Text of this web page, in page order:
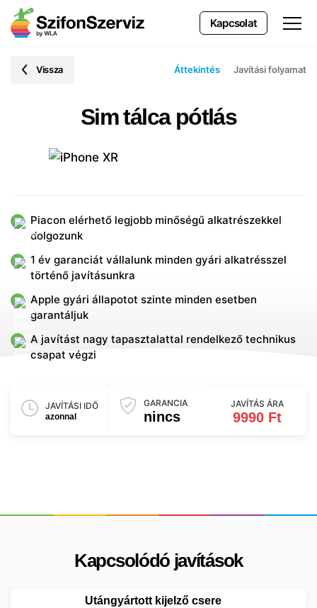
Kapcsolat
Vissza Áttekintés Javítási folyamat
Sim tálca pótlás
Piacon elérhető legjobb minőségű alkatrészekkel
dolgozunk
1 év garanciát vállalunk minden gyári alkatrésszel
történő javításunkra
Apple gyári állapotot szinte minden esetben
garantáljuk
A javítást nagy tapasztalattal rendelkező technikus
csapat végzi
JAVÍTÁSI IDŐ
azonnal
GARANCIA
nincs
JAVÍTÁS ÁRA
9990 Ft
Kapcsolódó javítások
Utángyártott kijelző csere